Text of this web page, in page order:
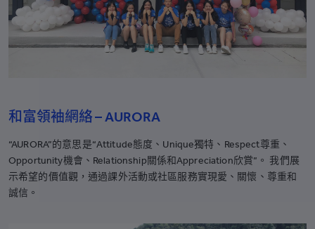
和富領袖網絡 – AURORA
“AURORA”的意思是“Attitude態度、Unique獨特、Respect尊重、
Opportunity機會、Relationship關係和Appreciation欣賞”。 我們展
示希望的價值觀，通過課外活動或社區服務實現愛、關懷、尊重和
誠信。